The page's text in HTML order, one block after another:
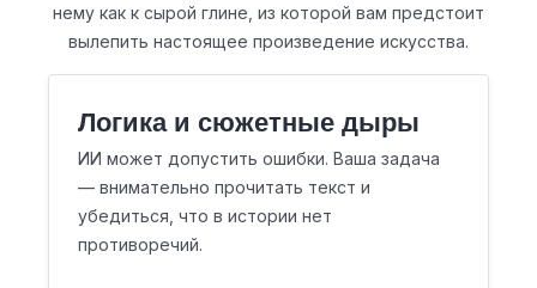
нему как к сырой глине, из которой вам предстоит
вылепить настоящее произведение искусства.
Логика и сюжетные дыры
ИИ может допустить ошибки. Ваша задача
— внимательно прочитать текст и
убедиться, что в истории нет
противоречий.